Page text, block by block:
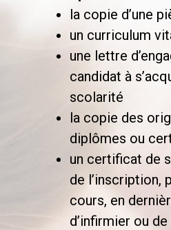
la copie d’une
un curriculum
une lettre
candidat à
scolarité
la copie des
diplômes ou
un certificat de
de l’inscription,
cours, en
d’infirmier ou